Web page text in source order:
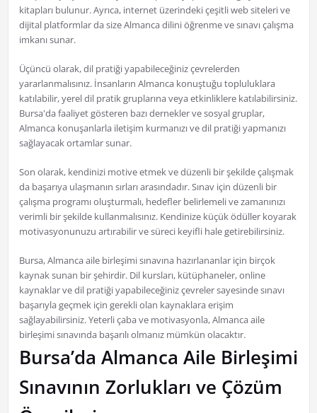
kitapları bulunur. Ayrıca, internet üzerindeki çeşitli web siteleri ve
dijital platformlar da size Almanca dilini öğrenme ve sınavı çalışma
imkanı sunar.
Üçüncü olarak, dil pratiği yapabileceğiniz çevrelerden
yararlanmalısınız. İnsanların Almanca konuştuğu topluluklara
katılabilir, yerel dil pratik gruplarına veya etkinliklere katılabilirsiniz.
Bursa'da faaliyet gösteren bazı dernekler ve sosyal gruplar,
Almanca konuşanlarla iletişim kurmanızı ve dil pratiği yapmanızı
sağlayacak ortamlar sunar.
Son olarak, kendinizi motive etmek ve düzenli bir şekilde çalışmak
da başarıya ulaşmanın sırları arasındadır. Sınav için düzenli bir
çalışma programı oluşturmalı, hedefler belirlemeli ve zamanınızı
verimli bir şekilde kullanmalısınız. Kendinize küçük ödüller koyarak
motivasyonunuzu artırabilir ve süreci keyifli hale getirebilirsiniz.
Bursa, Almanca aile birleşimi sınavına hazırlananlar için birçok
kaynak sunan bir şehirdir. Dil kursları, kütüphaneler, online
kaynaklar ve dil pratiği yapabileceğiniz çevreler sayesinde sınavı
başarıyla geçmek için gerekli olan kaynaklara erişim
sağlayabilirsiniz. Yeterli çaba ve motivasyonla, Almanca aile
birleşimi sınavında başarılı olmanız mümkün olacaktır.
Bursa’da Almanca Aile Birleşimi
Sınavının Zorlukları ve Çözüm